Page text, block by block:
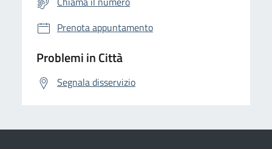
Prenota appuntamento
Problemi in Città
Segnala disservizio